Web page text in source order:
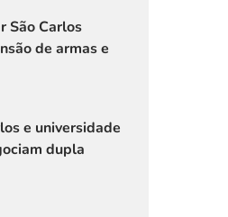
São Carlos
de armas e
e universidade
dupla